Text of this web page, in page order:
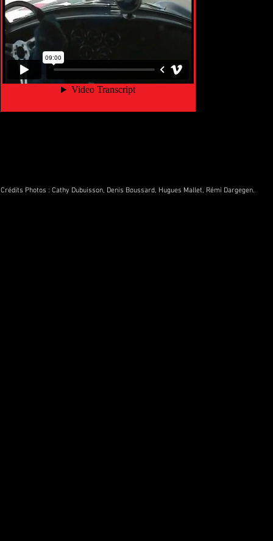
Crédits Photos : Cathy Dubuisson, Denis Boussard, Hugues Mallet, Rémi Dargegen.